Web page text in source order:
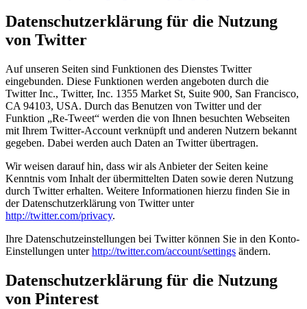
Datenschutzerklärung für die Nutzung
von Twitter
Auf unseren Seiten sind Funktionen des Dienstes Twitter
eingebunden. Diese Funktionen werden angeboten durch die
Twitter Inc., Twitter, Inc. 1355 Market St, Suite 900, San Francisco,
CA 94103, USA. Durch das Benutzen von Twitter und der
Funktion „Re-Tweet“ werden die von Ihnen besuchten Webseiten
mit Ihrem Twitter-Account verknüpft und anderen Nutzern bekannt
gegeben. Dabei werden auch Daten an Twitter übertragen.
Wir weisen darauf hin, dass wir als Anbieter der Seiten keine
Kenntnis vom Inhalt der übermittelten Daten sowie deren Nutzung
durch Twitter erhalten. Weitere Informationen hierzu finden Sie in
der Datenschutzerklärung von Twitter unter
http://twitter.com/privacy.
Ihre Datenschutzeinstellungen bei Twitter können Sie in den Konto-
Einstellungen unterhttp://twitter.com/account/settings ändern.
Datenschutzerklärung für die Nutzung
von Pinterest